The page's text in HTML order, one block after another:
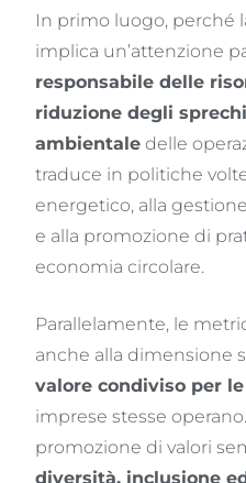
In primo luogo, perché
implica un’attenzione
responsabile delle
riduzione degli sprechi
ambientale delle
traduce in politiche
energetico, alla
e alla promozione di
economia circolare.
Parallelamente, le
anche alla dimensione
valore condiviso per
imprese stesse
promozione di valori
diversità, inclusione